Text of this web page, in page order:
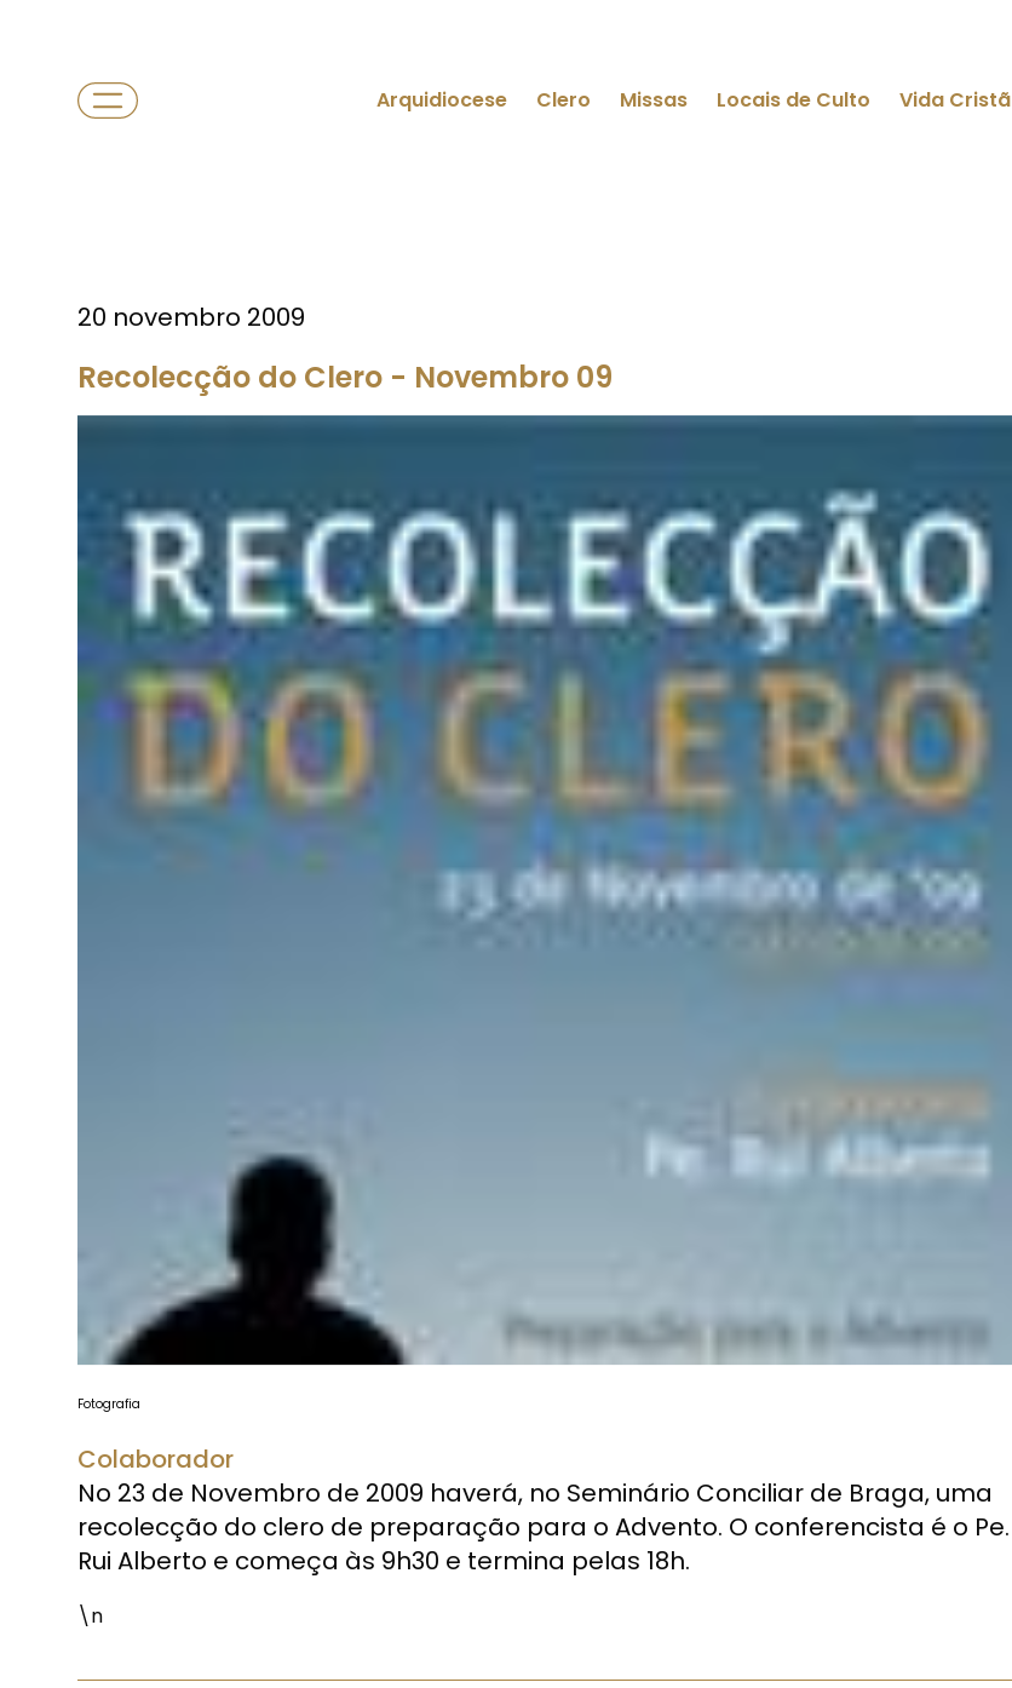
Arquidiocese Clero Missas Locais de Culto Vida Cristã
20 novembro 2009
Recolecção do Clero - Novembro 09
Fotografia
Colaborador
No 23 de Novembro de 2009 haverá, no Seminário Conciliar de Braga, uma
recolecção do clero de preparação para o Advento. O conferencista é o Pe.
Rui Alberto e começa às 9h30 e termina pelas 18h.
\n